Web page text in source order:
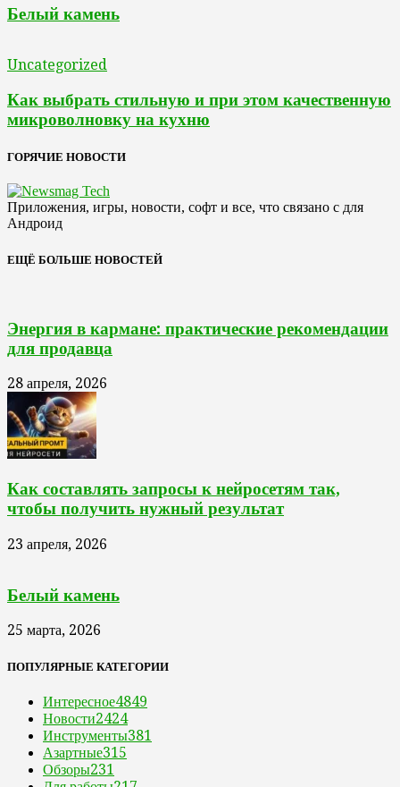
Белый камень
Uncategorized
Как выбрать стильную и при этом качественную
микроволновку на кухню
ГОРЯЧИЕ НОВОСТИ
Приложения, игры, новости, софт и все, что связано с для
Андроид
ЕЩЁ БОЛЬШЕ НОВОСТЕЙ
Энергия в кармане: практические рекомендации
для продавца
28 апреля, 2026
Как составлять запросы к нейросетям так,
чтобы получить нужный результат
23 апреля, 2026
Белый камень
25 марта, 2026
ПОПУЛЯРНЫЕ КАТЕГОРИИ
Интересное4849
Новости2424
Инструменты381
Азартные315
Обзоры231